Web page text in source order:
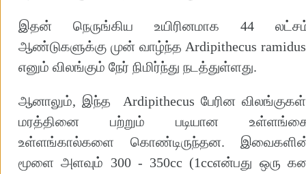
இதன் நெருங்கிய உயிரினமாக 44
ஆண்டுகளுக்கு முன் வாழ்ந்த Ardipithecus
எனும் விலங்கும் நேர் நிமிர்ந்து நடத்துள்ளது.
ஆனாலும், இந்த Ardipithecus பேரின
மரத்தினை பற்றும் படியான
உள்ளங்கால்களை கொண்டிருந்தன.
மூளை அளவும் 300 - 350cc (1ccஎன்பது ஒரு